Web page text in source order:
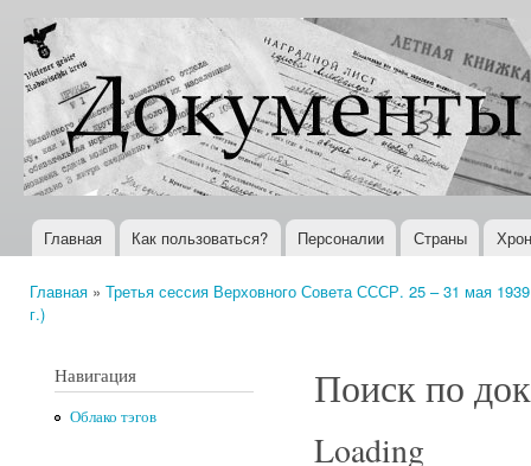
Документы
XX века
Всемирная
история в
Интернете
Главное меню
Главная Как пользоваться? Персоналии Страны
Вы здесь
Главная » Третья сессия Верховного Совета СССР. 25 – 31 мая
г.)
Навигация
Облако тэгов
Поиск по
Loading